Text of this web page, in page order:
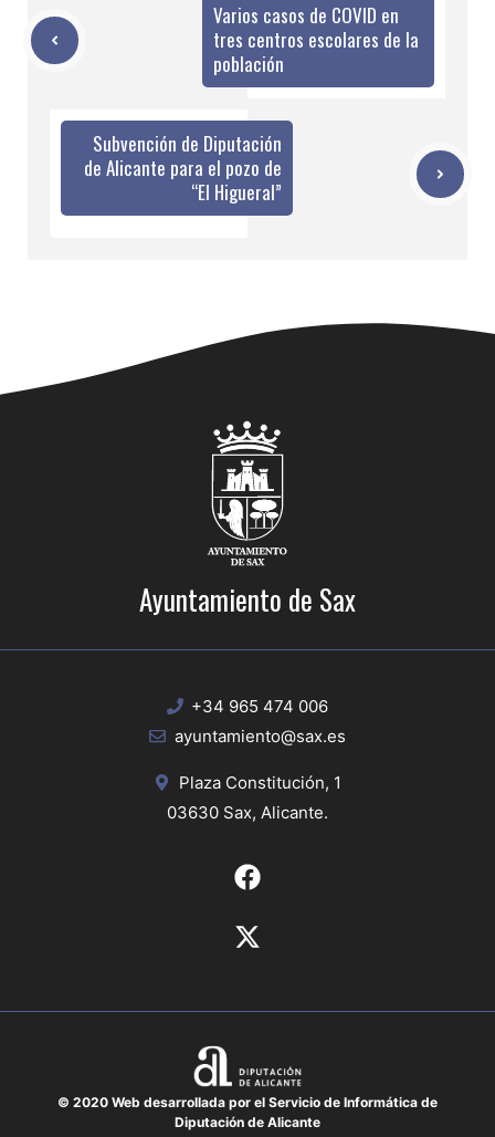
Varios casos de COVID en
tres centros escolares de la
población
Subvención de Diputación
de Alicante para el pozo de
“El Higueral”
Ayuntamiento de Sax
+34 965 474 006
ayuntamiento@sax.es
Plaza Constitución, 1
03630 Sax, Alicante.
© 2020 Web desarrollada por el Servicio de Informática de
Diputación de Alicante